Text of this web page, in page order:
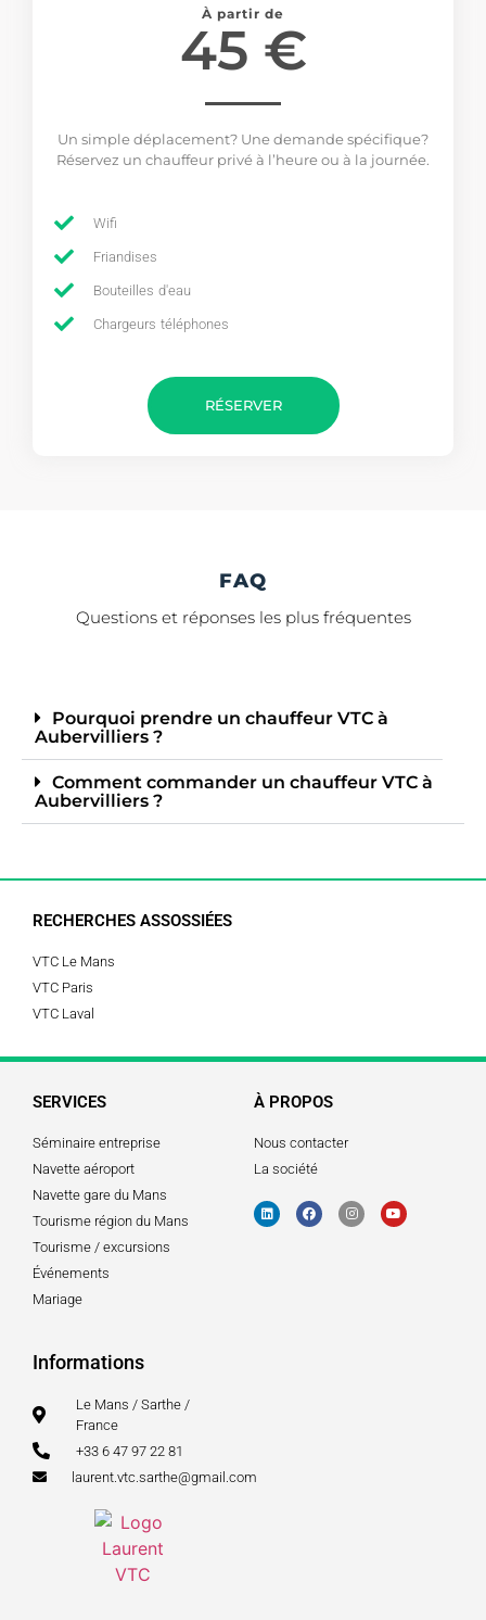
À partir de
45 €
Un simple déplacement? Une demande spécifique?
Réservez un chauffeur privé à l’heure ou à la journée.
Wifi
Friandises
Bouteilles d'eau
Chargeurs téléphones
RÉSERVER
FAQ
Questions et réponses les plus fréquentes
Pourquoi prendre un chauffeur VTC à
Aubervilliers ?
Comment commander un chauffeur VTC à
Aubervilliers ?
RECHERCHES ASSOSSIÉES
VTC Le Mans
VTC Paris
VTC Laval
SERVICES
Séminaire entreprise
Navette aéroport
Navette gare du Mans
Tourisme région du Mans
Tourisme / excursions
Événements
Mariage
À PROPOS
Nous contacter
La société
Informations
Le Mans / Sarthe /
France
+33 6 47 97 22 81
laurent.vtc.sarthe@gmail.com